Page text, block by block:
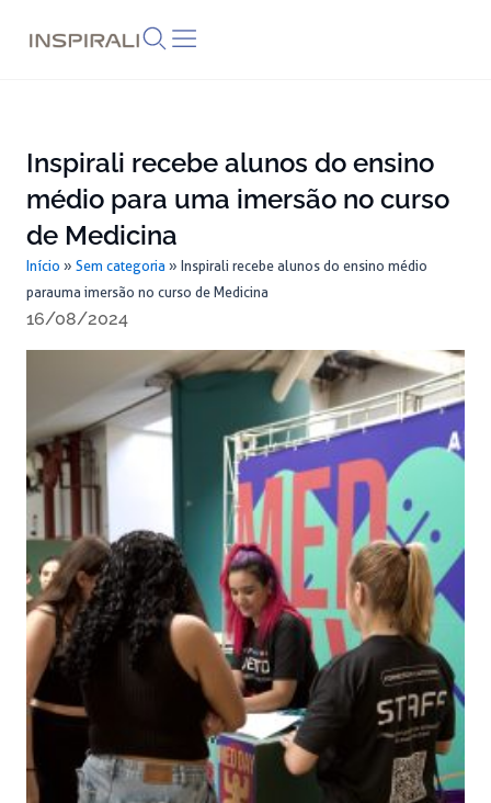
Inspirali recebe alunos do ensino
médio para uma imersão no curso
de Medicina
Início » Sem categoria » Inspirali recebe alunos do ensino médio
para uma imersão no curso de Medicina
16/08/2024